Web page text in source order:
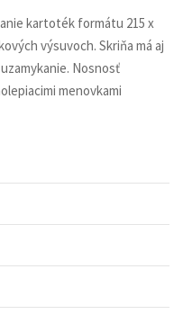
kartoték formátu 215 x
výsuvoch. Skriňa má aj
Nosnosť
menovkami